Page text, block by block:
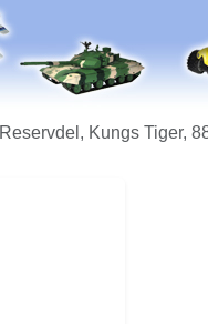
Reservdel, Kungs Tiger,